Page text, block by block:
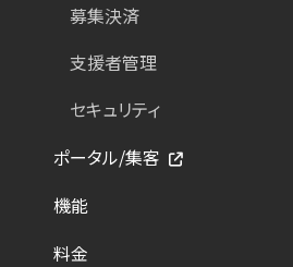
募集決済
支援者管理
セキュリティ
ポータル/集客
機能
料金